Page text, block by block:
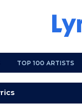
TOP 100 ARTISTS